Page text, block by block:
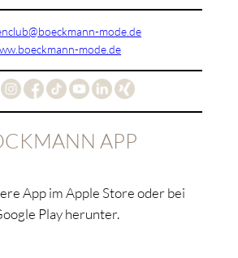
mode.de
mode.de
APP
App im Apple Store oder bei
Play herunter.